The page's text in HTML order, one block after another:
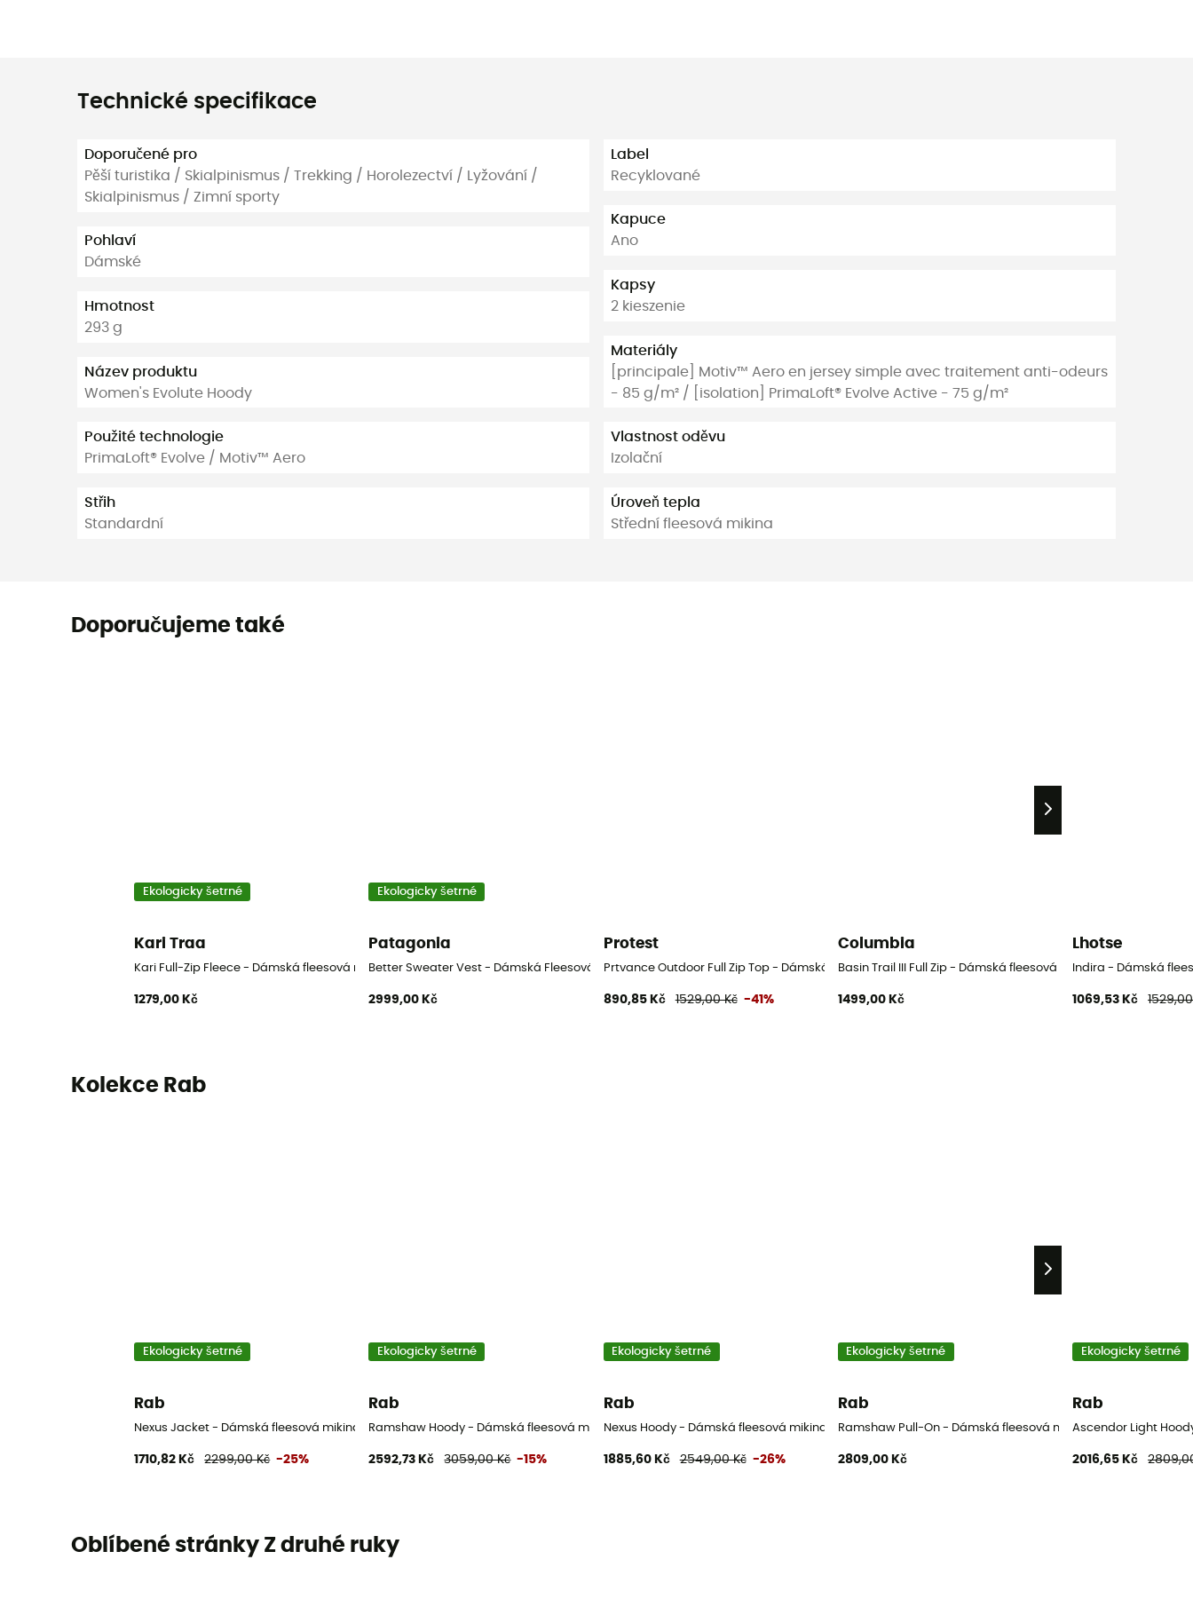
Technické specifikace
Doporučené pro
Pěší turistika / Skialpinismus / Trekking / Horolezectví / Lyžování /
Skialpinismus / Zimní sporty
Pohlaví
Dámské
Hmotnost
293 g
Název produktu
Women's Evolute Hoody
Použité technologie
PrimaLoft® Evolve / Motiv™ Aero
Střih
Standardní
Label
Recyklované
Kapuce
Ano
Kapsy
2 kieszenie
Materiály
[principale] Motiv™ Aero en jersey simple avec traitement anti-odeurs
- 85 g/m² / [isolation] PrimaLoft® Evolve Active - 75 g/m²
Vlastnost oděvu
Izolační
Úroveň tepla
Střední fleesová mikina
Doporučujeme také
Ekologicky šetrné
Kari Traa
Kari Full-Zip Fleece - Dámská fleesová mikina
1279,00 Kč
Ekologicky šetrné
Patagonia
Better Sweater Vest - Dámská Fleesová mikina
2999,00 Kč
Protest
Prtvance Outdoor Full Zip Top - Dámská fleesová mikina
890,85 Kč 1529,00 Kč -41%
Columbia
Basin Trail III Full Zip - Dámská fleesová mikina
1499,00 Kč
Lhotse
Indira - Dámská
1069,53 Kč
Kolekce Rab
Ekologicky šetrné
Rab
Nexus Jacket - Dámská fleesová mikina
1710,82 Kč 2299,00 Kč -25%
Ekologicky šetrné
Rab
Ramshaw Hoody - Dámská fleesová mikina
2592,73 Kč 3059,00 Kč -15%
Ekologicky šetrné
Rab
Nexus Hoody - Dámská fleesová mikina
1885,60 Kč 2549,00 Kč -26%
Ekologicky šetrné
Rab
Ramshaw Pull-On - Dámská fleesová mikina
2809,00 Kč
Ekologicky šetrné
Rab
Ascendor Light
2016,65 Kč
Oblíbené stránky Z druhé ruky